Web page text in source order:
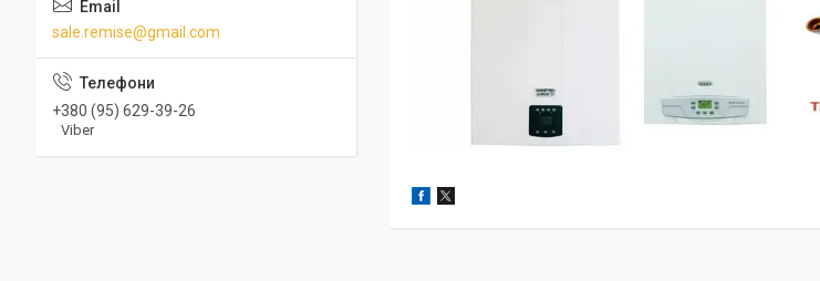
sale.remise@gmail.com
+380 (95) 629-39-26
Viber